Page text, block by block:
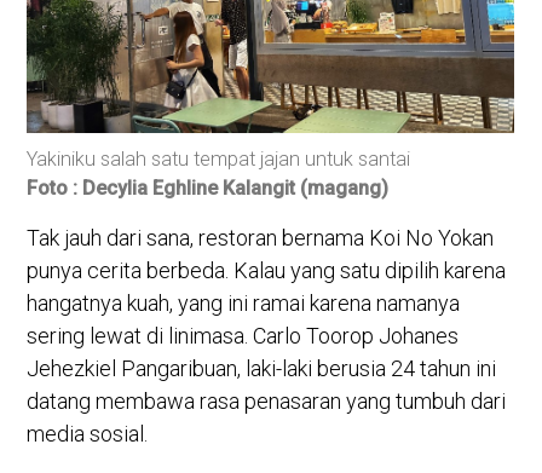
Seorang pengunjung sedang menunggu pesanan
Foto : Decylia Eghline Kalangit (magang)
Tak jauh dari sana, restoran bernama Koi No Yokan
punya cerita berbeda. Kalau yang satu dipilih karena
hangatnya kuah, yang ini ramai karena namanya
sering lewat di linimasa. Carlo Toorop Johanes
Jehezkiel Pangaribuan, laki-laki berusia 24 tahun ini
datang membawa rasa penasaran yang tumbuh dari
media sosial.